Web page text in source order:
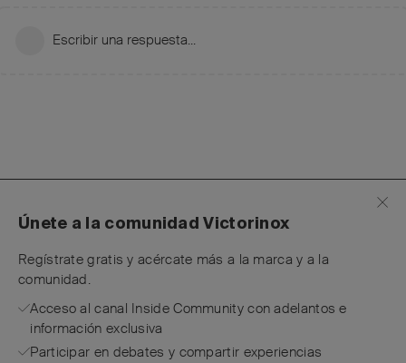
Escribir una respuesta...
Únete a la comunidad Victorinox
Regístrate gratis y acércate más a la marca y a la
comunidad.
Acceso al canal Inside Community con adelantos e
información exclusiva
Participar en debates y compartir experiencias